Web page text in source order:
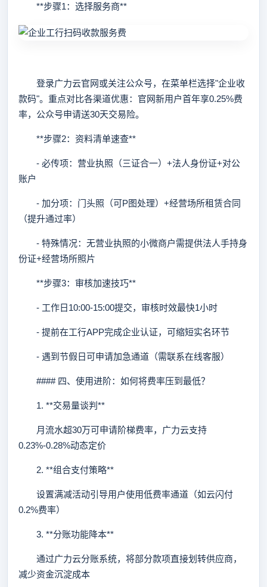
**步骤1：选择服务商**
登录广力云官网或关注公众号，在菜单栏选择"企业收
款码"。重点对比各渠道优惠：官网新用户首年享0.25%费
率，公众号申请送30天交易险。
**步骤2：资料清单速查**
- 必传项：营业执照（三证合一）+法人身份证+对公
账户
- 加分项：门头照（可P图处理）+经营场所租赁合同
（提升通过率）
- 特殊情况：无营业执照的小微商户需提供法人手持身
份证+经营场所照片
**步骤3：审核加速技巧**
- 工作日10:00-15:00提交，审核时效最快1小时
- 提前在工行APP完成企业认证，可缩短实名环节
- 遇到节假日可申请加急通道（需联系在线客服）
#### 四、使用进阶：如何将费率压到最低？
1. **交易量谈判**
月流水超30万可申请阶梯费率，广力云支持
0.23%-0.28%动态定价
2. **组合支付策略**
设置满减活动引导用户使用低费率通道（如云闪付
0.2%费率）
3. **分账功能降本**
通过广力云分账系统，将部分款项直接划转供应商，
减少资金沉淀成本